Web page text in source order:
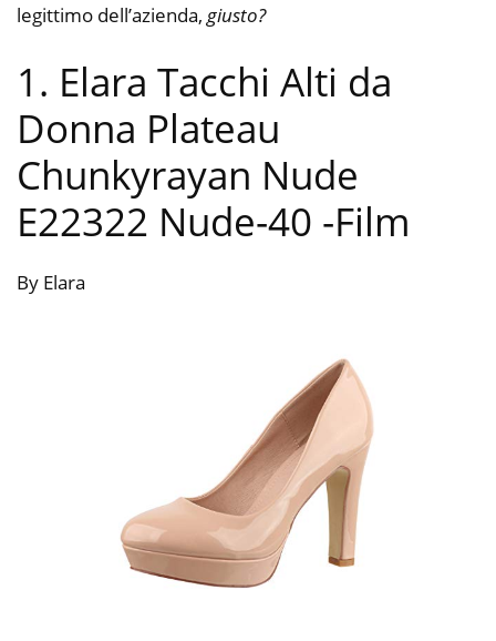
legittimo dell’azienda, giusto?
1. Elara Tacchi Alti da
Donna Plateau
Chunkyrayan Nude
E22322 Nude-40 -Film
By Elara